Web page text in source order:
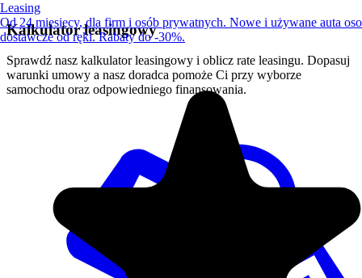
Kalkulator leasingowy
Sprawdź nasz kalkulator leasingowy i oblicz rate leasingu. Dopasuj
warunki umowy a nasz doradca pomoże Ci przy wyborze
samochodu oraz odpowiedniego finansowania.
Leasing
Od 24 miesięcy, dla firm i osób prywatnych. Nowe i używane auta
dostawcze od ręki. Rabaty do -30%.